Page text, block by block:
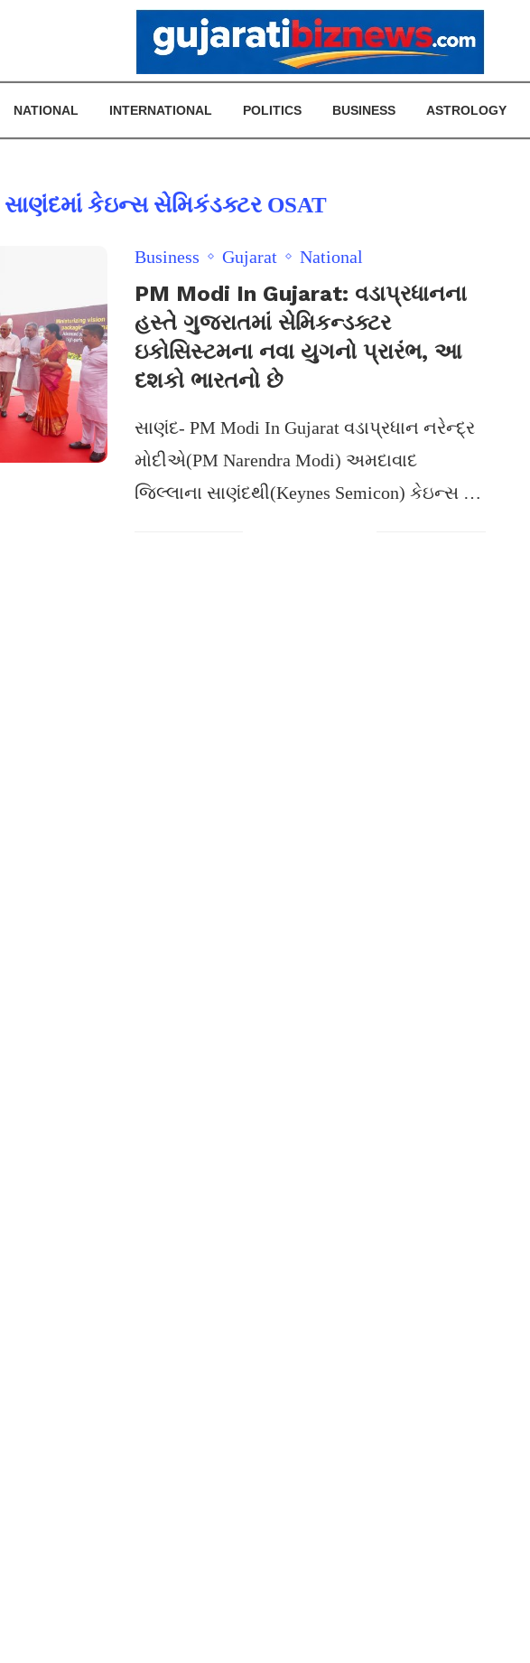
NATIONAL INTERNATIONAL POLITICS BUSINESS ASTROLOGY
સાણંદમાં કેઇન્સ સેમિકંડક્ટર OSAT
Business Gujarat National
PM Modi In Gujarat: વડાપ્રધાનના
હસ્તે ગુજરાતમાં સેમિકન્ડક્ટર
ઇકોસિસ્ટમના નવા યુગનો પ્રારંભ, આ
દશકો ભારતનો છે
સાણંદ- PM Modi In Gujarat વડાપ્રધાન નરેન્દ્ર
મોદીએ(PM Narendra Modi) અમદાવાદ
જિલ્લાના સાણંદથી(Keynes Semicon) કેઇન્સ …